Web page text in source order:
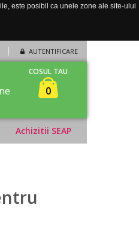
este posibil ca unele zone ale site-ului
AUTENTIFICARE
COSUL TAU
0
Achizitii SEAP